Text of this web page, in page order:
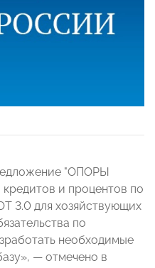
"ОПОРЫ
и процентов по
3.0 для хозяйствующих
по
необходимые
— отмечено в